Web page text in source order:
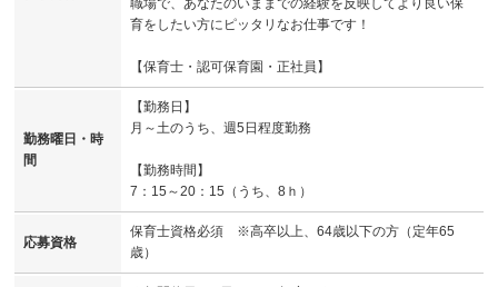
職場で、あなたのいままでの経験を反映してより良い保
育をしたい方にピッタリなお仕事です！
【保育士・認可保育園・正社員】
勤務曜日・時
間
【勤務日】
月～土のうち、週5日程度勤務
【勤務時間】
7：15～20：15（うち、8ｈ）
応募資格
保育士資格必須 ※高卒以上、64歳以下の方（定年65
歳）